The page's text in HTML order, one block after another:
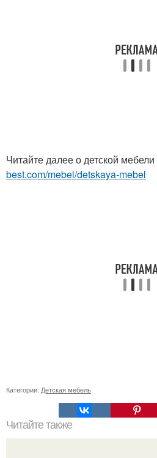
Читайте далее о детской мебели
best.com/mebel/detskaya-mebel
Категории: Детская мебель
Читайте также